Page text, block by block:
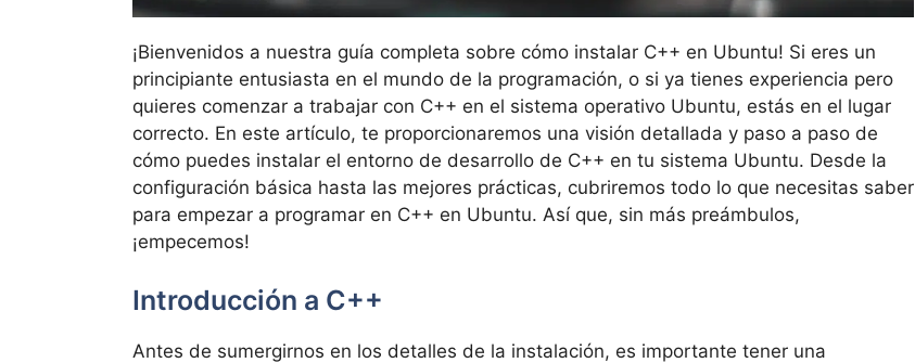
¡Bienvenidos a nuestra guía completa sobre cómo instalar C++ en Ubuntu! Si eres un
principiante entusiasta en el mundo de la programación, o si ya tienes experiencia pero
quieres comenzar a trabajar con C++ en el sistema operativo Ubuntu, estás en el lugar
correcto. En este artículo, te proporcionaremos una visión detallada y paso a paso de
cómo puedes instalar el entorno de desarrollo de C++ en tu sistema Ubuntu. Desde la
configuración básica hasta las mejores prácticas, cubriremos todo lo que necesitas saber
para empezar a programar en C++ en Ubuntu. Así que, sin más preámbulos,
¡empecemos!
Introducción a C++
Antes de sumergirnos en los detalles de la instalación, es importante tener una